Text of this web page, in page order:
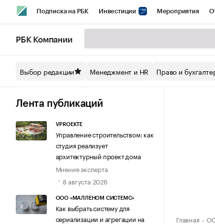
Подписка на РБК Инвестиции Мероприятия
Спецпроекты СПб Конференции СПб Спецпроекты
Технологии и медиа
РБК Компании
Выбор редакции Менеджмент и HR Право и
Лента публикаций
VPROEKTE
Управление строительством: как
студия реализует
архитектурный проект дома
Мнение эксперта
8 августа 2026
ООО «МАЛЛЕНОМ СИСТЕМС»
Как выбрать систему для
сериализации и агрегации на
Главная